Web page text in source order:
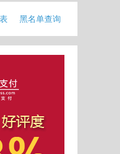
黑名单查询